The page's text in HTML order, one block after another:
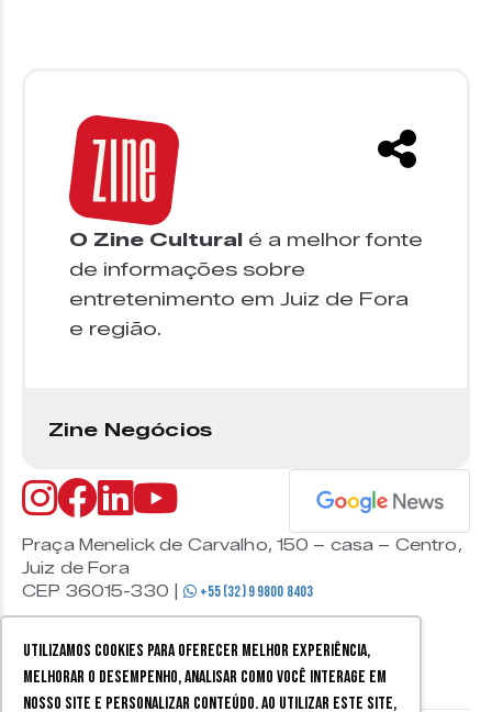
Utilizamos cookies para oferecer melhor experiência,
melhorar o desempenho, analisar como você interage em
nosso site e personalizar conteúdo. Ao utilizar este site,
O Zine Cultural é a melhor fonte
de informações sobre
entretenimento em Juiz de Fora
e região.
Zine Negócios
Praça Menelick de Carvalho, 150 – casa – Centro,
Juiz de Fora
CEP 36015-330 |
+55 (32) 9 9800 8403